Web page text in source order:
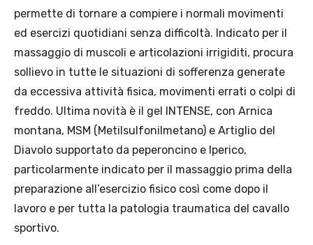
permette di tornare a compiere i normali movimenti
ed esercizi quotidiani senza difficoltà. Indicato per il
massaggio di muscoli e articolazioni irrigiditi, procura
sollievo in tutte le situazioni di sofferenza generate
da eccessiva attività fisica, movimenti errati o colpi di
freddo. Ultima novità è il gel INTENSE, con Arnica
montana, MSM (Metilsulfonilmetano) e Artiglio del
Diavolo supportato da peperoncino e Iperico,
particolarmente indicato per il massaggio prima della
preparazione all’esercizio fisico così come dopo il
lavoro e per tutta la patologia traumatica del cavallo
sportivo.